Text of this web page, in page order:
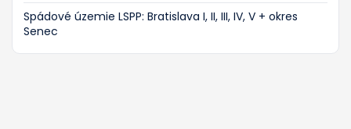
Spádové územie LSPP: Bratislava I, II, III, IV, V + okres
Senec